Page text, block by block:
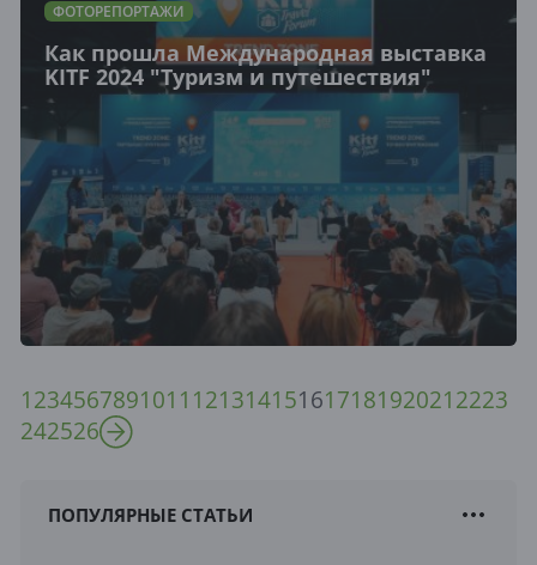
ФОТОРЕПОРТАЖИ
Как прошла Международная выставка
KITF 2024 "Туризм и путешествия"
1234567891011 121314151617181920212223
242526
ПОПУЛЯРНЫЕ СТАТЬИ